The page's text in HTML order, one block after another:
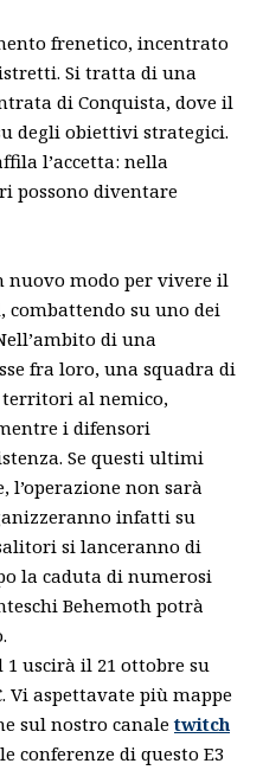
frenetico, incentrato
Si tratta di una
di Conquista, dove il
degli obiettivi strategici.
l’accetta: nella
possono diventare
nuovo modo per vivere il
su uno dei
di una
fra loro, una squadra di
al nemico,
i difensori
Se questi ultimi
l’operazione non sarà
infatti su
si lanceranno di
la caduta di numerosi
Behemoth potrà
uscirà il 21 ottobre su
Vi aspettavate più mappe
sul nostro canaletwitch
conferenze di questo E3